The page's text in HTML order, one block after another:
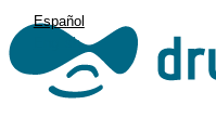
Español
English